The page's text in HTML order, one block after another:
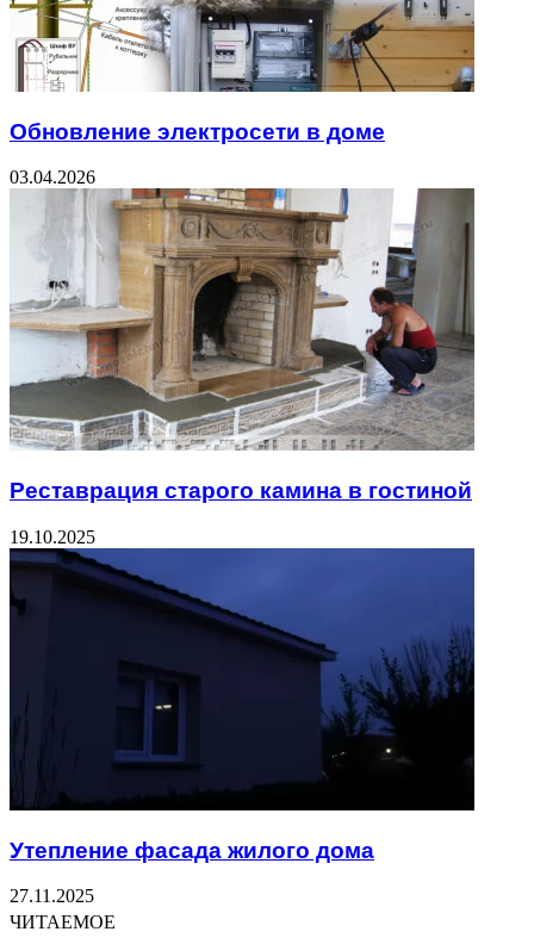
Обновление электросети в доме
03.04.2026
Реставрация старого камина в гостиной
19.10.2025
Утепление фасада жилого дома
27.11.2025
ЧИТАЕМОЕ